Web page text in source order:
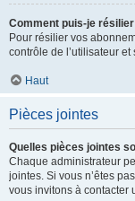
Comment puis-je
Pour résilier vos
contrôle de l’utilisateur
Haut
Pièces jointes
Quelles pièces jointes
Chaque administrateur
jointes. Si vous n’êtes
vous invitons à contacter